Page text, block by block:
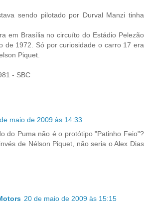
sendo pilotado por Durval Manzi tinha
em Brasília no circuíto do Estádio Pelezão
de 1972. Só por curiosidade o carro 17 era
Piquet.
- SBC
maio de 2009 às 14:33
do Puma não é o protótipo "Patinho Feio"?
de Nélson Piquet, não seria o Alex Dias
20 de maio de 2009 às 15:15